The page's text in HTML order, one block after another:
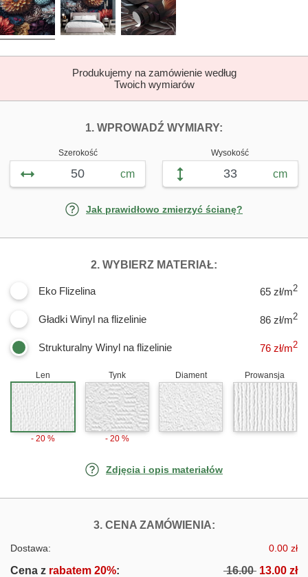
Produkujemy na zamówienie według
Twoich wymiarów
1. WPROWADŹ WYMIARY:
Szerokość
cm
Wysokość
cm
Jak prawidłowo zmierzyć ścianę?
2. WYBIERZ MATERIAŁ:
Eko Flizelina 65 zł/m2
Gładki Winyl na flizelinie 86 zł/m2
Strukturalny Winyl na flizelinie 76 zł/m2
Len
- 20 %
Tynk
- 20 %
Diament Prowansja
Zdjęcia i opis materiałów
3. CENA ZAMÓWIENIA:FOTOTAPETY
Dostawa: 0.00 zł
Cena z rabatem 20%: 16.00 13.00 zł